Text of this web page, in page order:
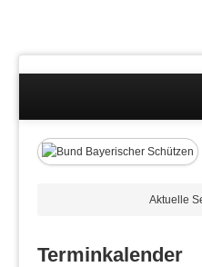
Aktuelle
Terminkalender